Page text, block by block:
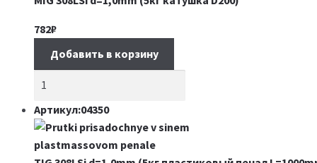
782₽
Добавить в корзину
Артикул:04350